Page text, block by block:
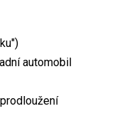
automobil